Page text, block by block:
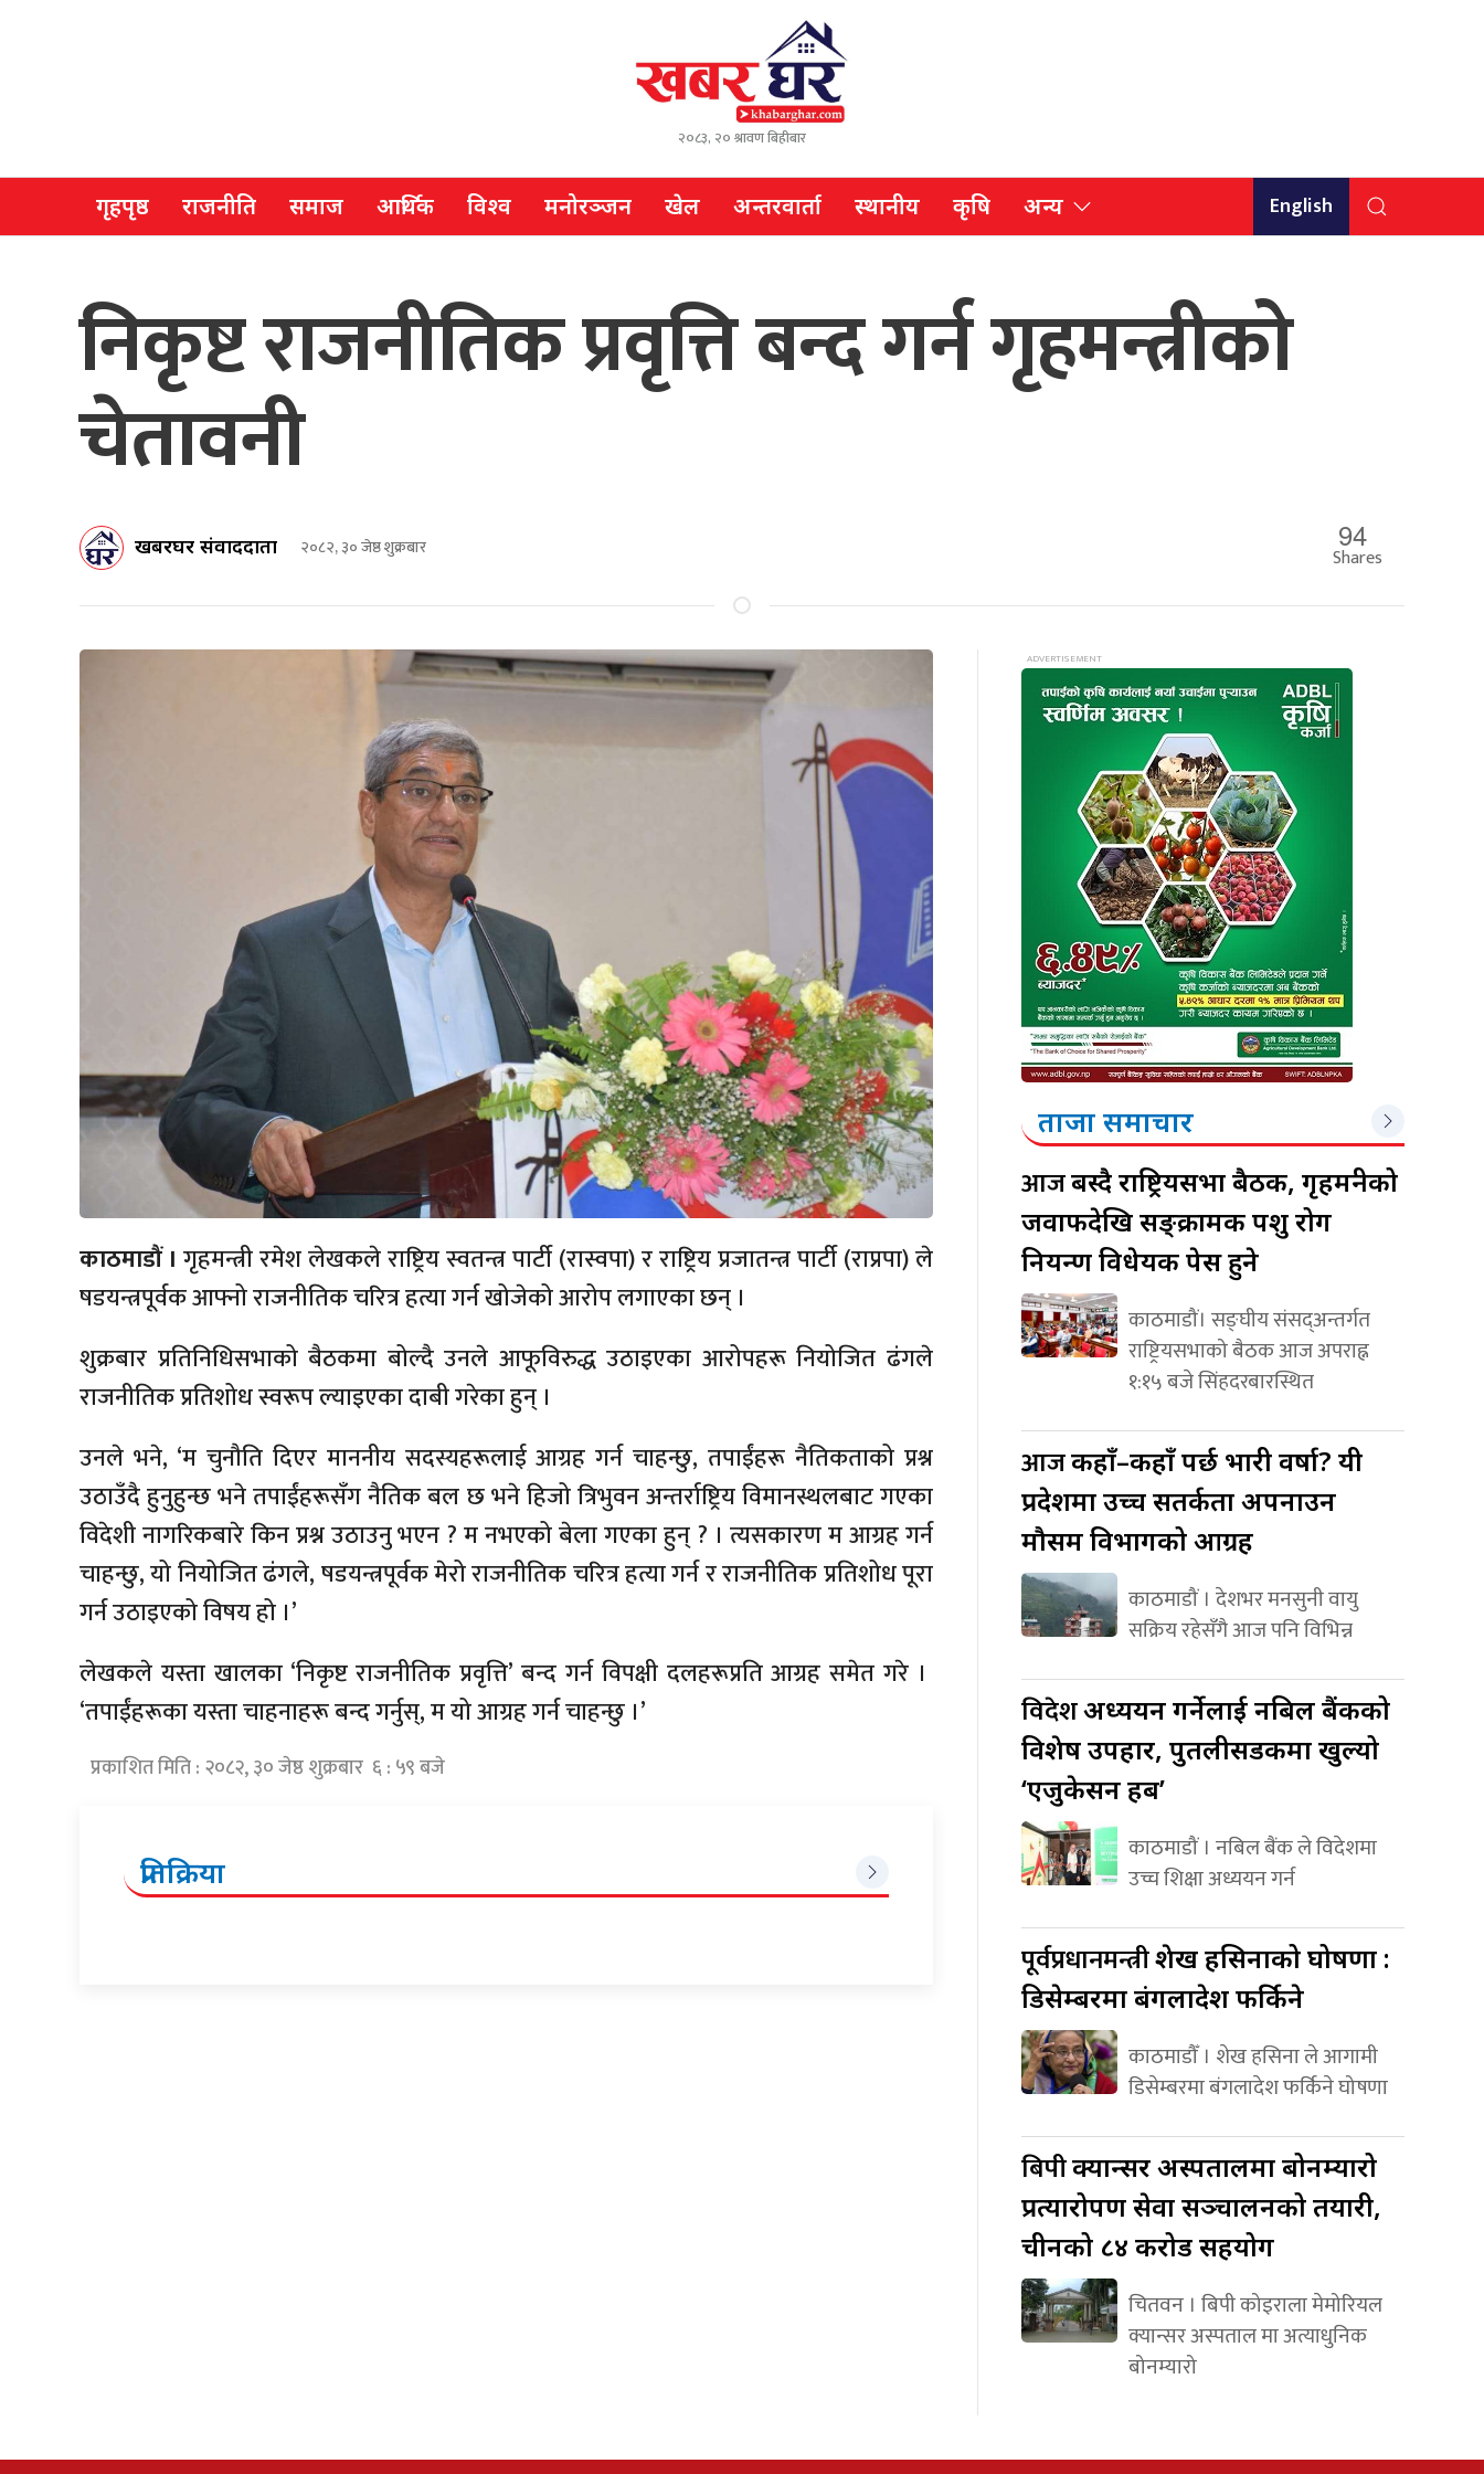
२०८३, २० श्रावण बिहीबार
गृहपृष्ठ राजनीति समाज आर्थिक विश्व मनोरञ्जन खेल अन्तरवार्ता स्थानीय कृषि अन्य English
निकृष्ट राजनीतिक प्रवृत्ति बन्द गर्न गृहमन्त्रीको
चेतावनी
खबरघर संवाददाता २०८२, ३० जेष्ठ शुक्रबार 94
Shares
काठमाडौं । गृहमन्त्री रमेश लेखकले राष्ट्रिय स्वतन्त्र पार्टी (रास्वपा) र राष्ट्रिय प्रजातन्त्र पार्टी (राप्रपा) ले
षडयन्त्रपूर्वक आफ्नो राजनीतिक चरित्र हत्या गर्न खोजेको आरोप लगाएका छन् ।
शुक्रबार प्रतिनिधिसभाको बैठकमा बोल्दै उनले आफूविरुद्ध उठाइएका आरोपहरू नियोजित ढंगले
राजनीतिक प्रतिशोध स्वरूप ल्याइएका दाबी गरेका हुन् ।
उनले भने, ‘म चुनौति दिएर माननीय सदस्यहरूलाई आग्रह गर्न चाहन्छु, तपाईंहरू नैतिकताको प्रश्न
उठाउँदै हुनुहुन्छ भने तपाईंहरूसँग नैतिक बल छ भने हिजो त्रिभुवन अन्तर्राष्ट्रिय विमानस्थलबाट गएका
विदेशी नागरिकबारे किन प्रश्न उठाउनु भएन ? म नभएको बेला गएका हुन् ? । त्यसकारण म आग्रह गर्न
चाहन्छु, यो नियोजित ढंगले, षडयन्त्रपूर्वक मेरो राजनीतिक चरित्र हत्या गर्न र राजनीतिक प्रतिशोध पूरा
गर्न उठाइएको विषय हो ।’
लेखकले यस्ता खालका ‘निकृष्ट राजनीतिक प्रवृत्ति’ बन्द गर्न विपक्षी दलहरूप्रति आग्रह समेत गरे ।
‘तपाईंहरूका यस्ता चाहनाहरू बन्द गर्नुस्, म यो आग्रह गर्न चाहन्छु ।’
प्रकाशित मिति : २०८२, ३० जेष्ठ शुक्रबार ६ : ५९ बजे
प्रतिक्रिया
ताजा समाचार
आजबस्दै राष्ट्रियसभा बैठक, गृहमन्त्रीको
जवाफदेखि सङ्क्रामक पशु रोग
नियन्त्रण विधेयक पेस हुने
काठमाडौं। सङ्घीय संसद्अन्तर्गत
राष्ट्रियसभाको बैठक आज अपराह्न
१:१५ बजे सिंहदरबारस्थित
आजकहाँ–कहाँ पर्छ भारी वर्षा? यी
प्रदेशमा उच्च सतर्कता अपनाउन
मौसम विभागको आग्रह
काठमाडौं । देशभर मनसुनी वायु
सक्रिय रहेसँगै आज पनि विभिन्न
विदेशअध्ययन गर्नेलाई नबिल बैंकको
विशेष उपहार, पुतलीसडकमा खुल्यो
‘एजुकेसन हब’
काठमाडौं । नबिल बैंक ले विदेशमा
उच्च शिक्षा अध्ययन गर्न
पूर्वप्रधानमन्त्रीशेख हसिनाको घोषणा :
डिसेम्बरमा बंगलादेश फर्किने
काठमाडौँ । शेख हसिना ले आगामी
डिसेम्बरमा बंगलादेश फर्किने घोषणा
बिपीक्यान्सर अस्पतालमा बोनम्यारो
प्रत्यारोपण सेवा सञ्चालनको तयारी,
चीनको ८४ करोड सहयोग
चितवन । बिपी कोइराला मेमोरियल
क्यान्सर अस्पताल मा अत्याधुनिक
बोनम्यारो